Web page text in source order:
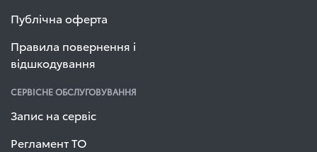
Публічна оферта
Правила повернення і
відшкодування
СЕРВІСНЕ ОБСЛУГОВУВАННЯ
Запис на сервіс
Регламент ТО